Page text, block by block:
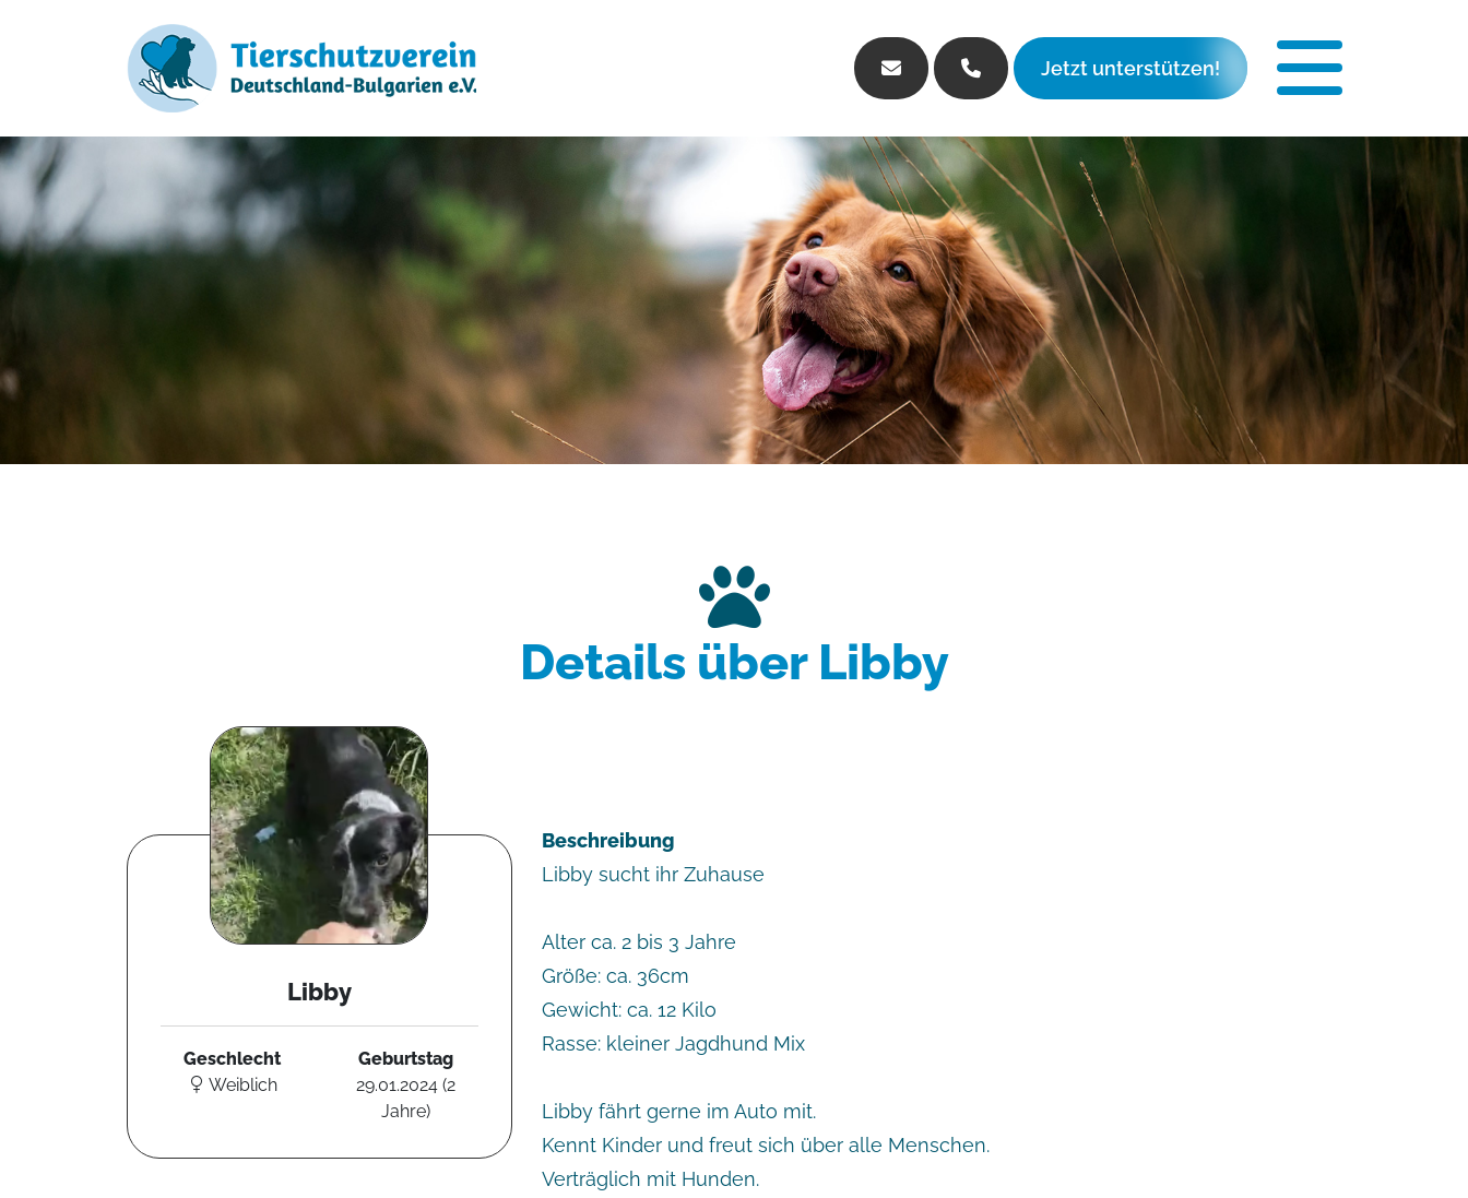
Jetzt unterstützen!
Details über Libby
Libby
Geschlecht
Weiblich
Geburtstag
29.01.2024 (2
Jahre)
Beschreibung
Libby sucht ihr Zuhause
Alter ca. 2 bis 3 Jahre
Größe: ca. 36cm
Gewicht: ca. 12 Kilo
Rasse: kleiner Jagdhund Mix
Libby fährt gerne im Auto mit.
Kennt Kinder und freut sich über alle Menschen.
Verträglich mit Hunden.